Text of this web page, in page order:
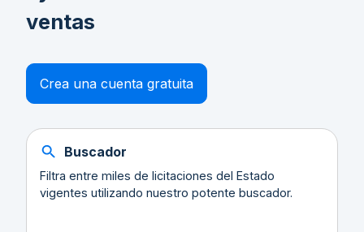
ventas
Crea una cuenta gratuita
Buscador
Filtra entre miles de licitaciones del Estado
vigentes utilizando nuestro potente buscador.